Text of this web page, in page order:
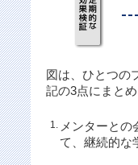
図は、ひとつの
記の3点にまと
1. メンターとの
て、継続的な